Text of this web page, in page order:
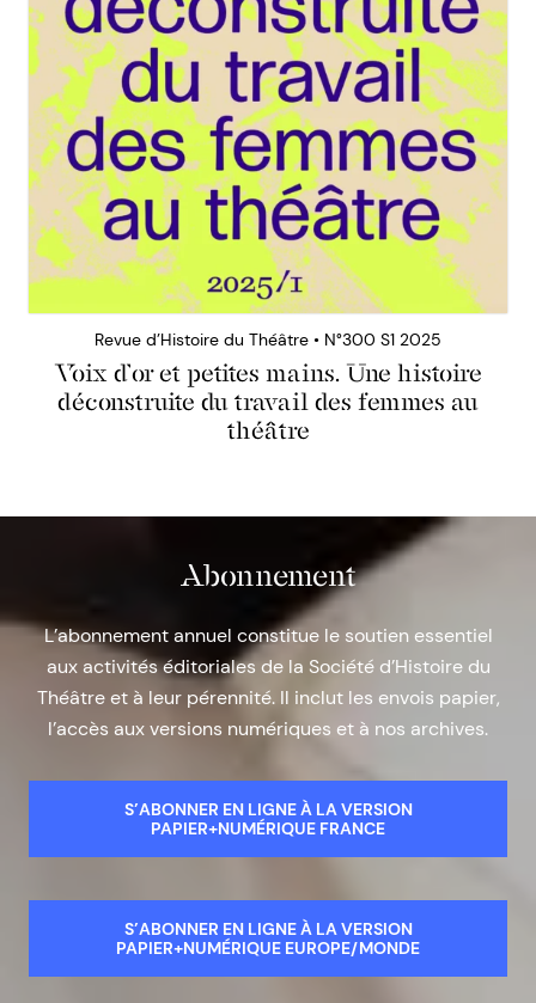
Revue d’Histoire du Théâtre • N°300 S1 2025
Voix d’or et petites mains. Une histoire
déconstruite du travail des femmes au
théâtre
Abonnement
L’abonnement annuel constitue le soutien essentiel
aux activités éditoriales de la Société d’Histoire du
Théâtre et à leur pérennité. Il inclut les envois papier,
l’accès aux versions numériques et à nos archives.
S’ABONNER EN LIGNE À LA VERSION
PAPIER+NUMÉRIQUE FRANCE
S’ABONNER EN LIGNE À LA VERSION
PAPIER+NUMÉRIQUE EUROPE/MONDE